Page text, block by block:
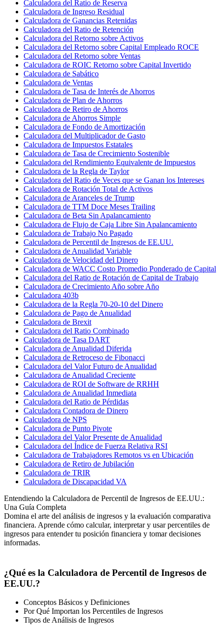
Calculadora del Ratio de Reserva
Calculadora de Ingreso Residual
Calculadora de Ganancias Retenidas
Calculadora del Ratio de Retención
Calculadora del Retorno sobre Activos
Calculadora del Retorno sobre Capital Empleado ROCE
Calculadora del Retorno sobre Ventas
Calculadora de ROIC Retorno sobre Capital Invertido
Calculadora de Sabático
Calculadora de Ventas
Calculadora de Tasa de Interés de Ahorros
Calculadora de Plan de Ahorros
Calculadora de Retiro de Ahorros
Calculadora de Ahorros Simple
Calculadora de Fondo de Amortización
Calculadora del Multiplicador de Gasto
Calculadora de Impuestos Estatales
Calculadora de Tasa de Crecimiento Sostenible
Calculadora del Rendimiento Equivalente de Impuestos
Calculadora de la Regla de Taylor
Calculadora del Ratio de Veces que se Ganan los Intereses
Calculadora de Rotación Total de Activos
Calculadora de Aranceles de Trump
Calculadora de TTM Doce Meses Trailing
Calculadora de Beta Sin Apalancamiento
Calculadora de Flujo de Caja Libre Sin Apalancamiento
Calculadora de Trabajo No Pagado
Calculadora de Percentil de Ingresos de EE.UU.
Calculadora de Anualidad Variable
Calculadora de Velocidad del Dinero
Calculadora de WACC Costo Promedio Ponderado de Capital
Calculadora del Ratio de Rotación de Capital de Trabajo
Calculadora de Crecimiento Año sobre Año
Calculadora 403b
Calculadora de la Regla 70-20-10 del Dinero
Calculadora de Pago de Anualidad
Calculadora de Brexit
Calculadora del Ratio Combinado
Calculadora de Tasa DART
Calculadora de Anualidad Diferida
Calculadora de Retroceso de Fibonacci
Calculadora del Valor Futuro de Anualidad
Calculadora de Anualidad Creciente
Calculadora de ROI de Software de RRHH
Calculadora de Anualidad Inmediata
Calculadora del Ratio de Pérdidas
Calculadora Contadora de Dinero
Calculadora de NPS
Calculadora de Punto Pivote
Calculadora del Valor Presente de Anualidad
Calculadora del Índice de Fuerza Relativa RSI
Calculadora de Trabajadores Remotos vs en Ubicación
Calculadora de Retiro de Jubilación
Calculadora de TRIR
Calculadora de Discapacidad VA
Entendiendo la Calculadora de Percentil de Ingresos de EE.UU.:
Una Guía Completa
Domina el arte del análisis de ingresos y la evaluación comparativa
financiera. Aprende cómo calcular, interpretar y usar percentiles de
ingresos para entender tu posición financiera y tomar decisiones
informadas.
¿Qué es la Calculadora de Percentil de Ingresos de
EE.UU.?
Conceptos Básicos y Definiciones
Por Qué Importan los Percentiles de Ingresos
Tipos de Análisis de Ingresos